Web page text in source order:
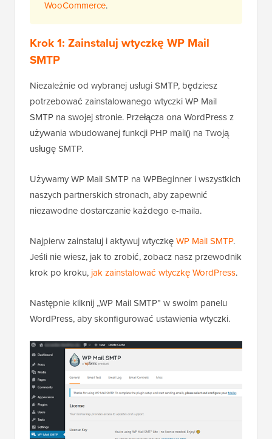
WooCommerce.
Krok 1: Zainstaluj wtyczkę WP Mail
SMTP
Niezależnie od wybranej usługi SMTP, będziesz
potrzebować zainstalowanego wtyczki WP Mail
SMTP na swojej stronie. Przełącza ona WordPress z
używania wbudowanej funkcji PHP mail() na Twoją
usługę SMTP.
Używamy WP Mail SMTP na WPBeginner i wszystkich
naszych partnerskich stronach, aby zapewnić
niezawodne dostarczanie każdego e-maila.
Najpierw zainstaluj i aktywuj wtyczkęWP Mail SMTP.
Jeśli nie wiesz, jak to zrobić, zobacz nasz przewodnik
krok po kroku, jak zainstalować wtyczkę WordPress.
Następnie kliknij „WP Mail SMTP” w swoim panelu
WordPress, aby skonfigurować ustawienia wtyczki.